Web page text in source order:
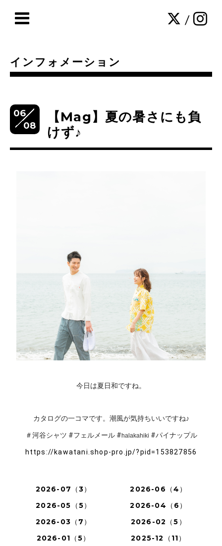
/
インフォメーション
06
08
【Mag】夏の暑さにも負
けず♪
今日は夏日和ですね。
カタログの一コマです。潮風が気持ちいいですね♪
＃河谷シャツ #フェルメール # halakahiki #パイナップル
https://kawatani.shop-pro.jp/?pid=153827856
2026-07（3）
2026-06（4）
2026-05（5）
2026-04（6）
2026-03（7）
2026-02（5）
2026-01（5）
2025-12（11）